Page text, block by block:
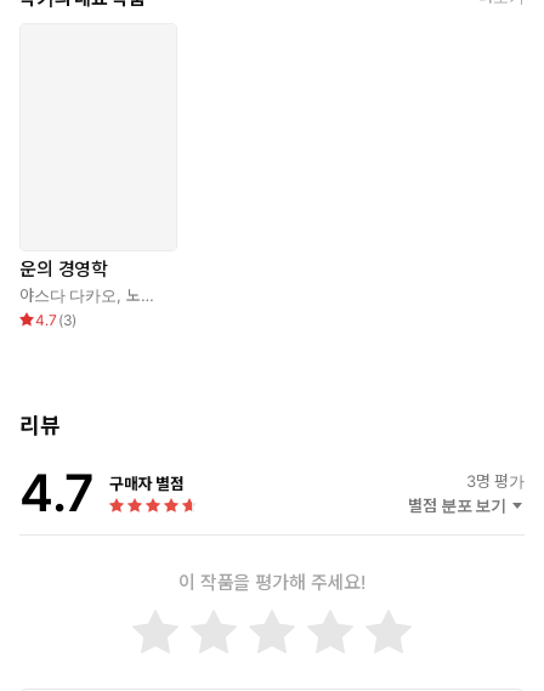
운의 경영학
야스다 다카오 노경아
4.7 (3)
리뷰
4.7 구매자 별점 3명 평가
별점 분포 보기
이 작품을 평가해 주세요!